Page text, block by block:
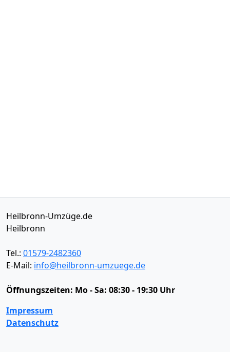
Heilbronn-Umzüge.de
Heilbronn
Tel.: 01579-2482360
E-Mail: info@heilbronn-umzuege.de
Öffnungszeiten: Mo - Sa: 08:30 - 19:30 Uhr
Impressum
Datenschutz